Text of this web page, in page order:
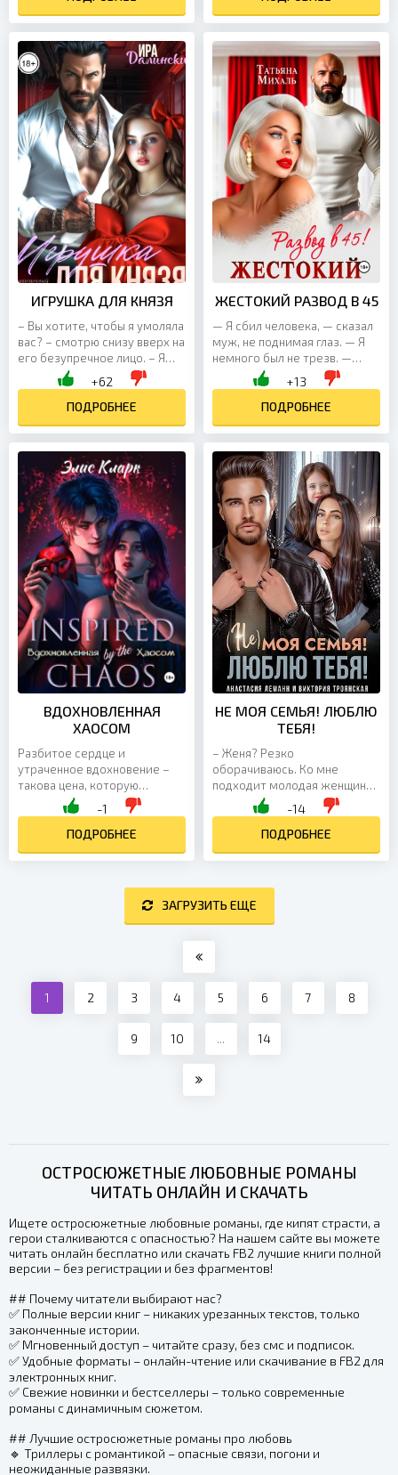
ОСТРОСЮЖЕТНЫЕ ЛЮБОВНЫЕ РОМАНЫ
ЧИТАТЬ ОНЛАЙН И СКАЧАТЬ
Ищете остросюжетные любовные романы, где кипят страсти, а
герои сталкиваются с опасностью? На нашем сайте вы можете
читать онлайн бесплатно или скачать FB2 лучшие книги полной
версии – без регистрации и без фрагментов!
## Почему читатели выбирают нас?
✅ Полные версии книг – никаких урезанных текстов, только
законченные истории.
✅ Мгновенный доступ – читайте сразу, без смс и подписок.
✅ Удобные форматы – онлайн-чтение или скачивание в FB2 для
электронных книг.
✅ Свежие новинки и бестселлеры – только современные
романы с динамичным сюжетом.
## Лучшие остросюжетные романы про любовь
🔹 Триллеры с романтикой – опасные связи, погони и
неожиданные развязки.
ИГРУШКА ДЛЯ КНЯЗЯ
– Вы хотите, чтобы я умоляла
вас? – смотрю снизу вверх на
его безупречное лицо. – Я
хочу тебя. Всецело. Без
остатка. Хочу, чтобы ты
принадлежала мне....
+62
ПОДРОБНЕЕ
ЖЕСТОКИЙ РАЗВОД В 45
— Я сбил человека, — сказал
муж, не поднимая глаз. — Я
немного был не трезв. —
Что?.. — мой голос дрогнул.
— Он мёртв. Аля, мне нельзя в
тюрьму. Я...
+13
ПОДРОБНЕЕ
ВДОХНОВЛЕННАЯ
ХАОСОМ
Разбитое сердце и
утраченное вдохновение –
такова цена, которую
пришлось заплатить Лайле
Деймос, когда она решила
впервые поверить в судьбу.
С...
-1
ПОДРОБНЕЕ
НЕ МОЯ СЕМЬЯ! ЛЮБЛЮ
ТЕБЯ!
– Женя? Резко
оборачиваюсь. Ко мне
подходит молодая женщина
в длинной шубе. Красивые
белокурые волосы
развеваются от сильного
ветра, а я смотрю ей в...
-14
ПОДРОБНЕЕ
ЗАГРУЗИТЬ ЕЩЕ
1 2 3 4 5 6 7 8
9 10 ... 14